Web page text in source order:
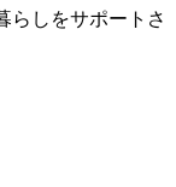
らしをサポートさ